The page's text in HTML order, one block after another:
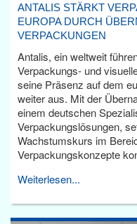
ANTALIS STÄRKT
EUROPA DURCH
VERPACKUNGEN
Antalis, ein weltweit
Verpackungs- und
seine Präsenz auf dem
weiter aus. Mit der
einem deutschen
Verpackungslösungen,
Wachstumskurs im
Verpackungskonzepte
Weiterlesen...